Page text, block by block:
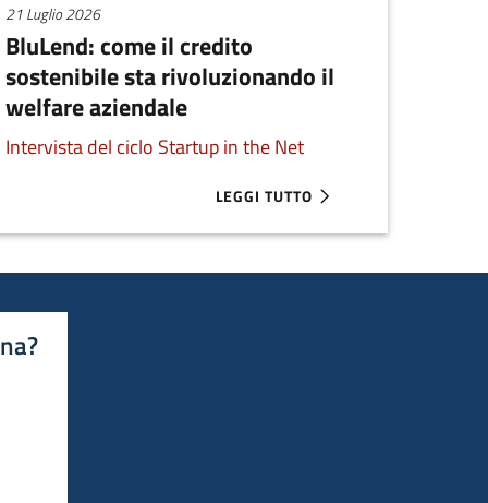
PER SMAU MILANO 2026
21 Luglio 2026
BluLend: come il credito
sostenibile sta rivoluzionando il
welfare aziendale
Intervista del ciclo Startup in the Net
LEGGI TUTTO
ABOUT BLULEND: COME IL